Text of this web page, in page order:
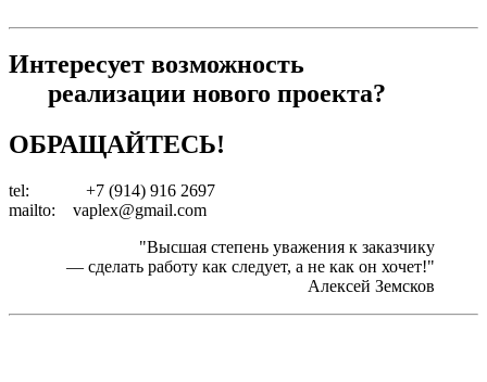
Интересует возможность
реализации нового проекта?
ОБРАЩАЙТЕСЬ!
tel: +7 (914) 916 2697
mailto: vaplex@gmail.com
"Высшая степень уважения к заказчику
— сделать работу как следует, а не как он хочет!"
Алексей Земсков